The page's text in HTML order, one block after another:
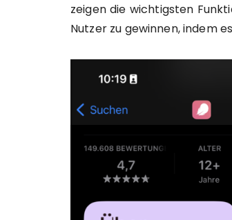
zeigen die wichtigsten
Nutzer zu gewinnen, indem